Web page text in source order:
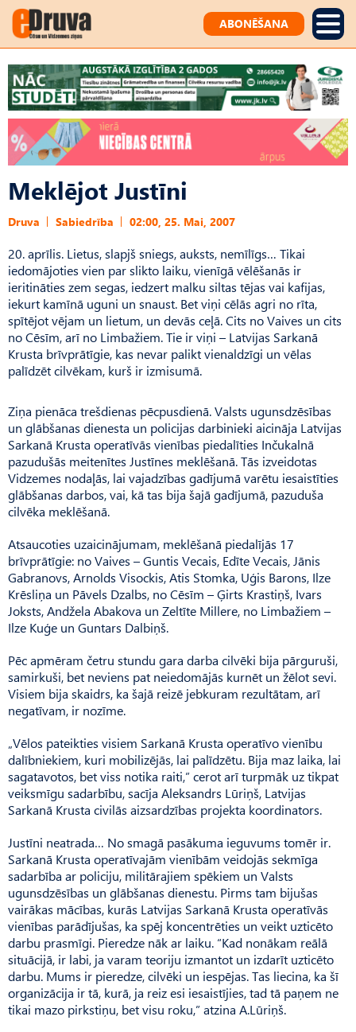
ABONĒŠANA
Meklējot Justīni
Druva Sabiedrība 02:00, 25. Mai, 2007
20. aprīlis. Lietus, slapjš sniegs, auksts, nemīlīgs… Tikai
iedomājoties vien par slikto laiku, vienīgā vēlēšanās ir
ieritināties zem segas, iedzert malku siltas tējas vai kafijas,
iekurt kamīnā uguni un snaust. Bet viņi cēlās agri no rīta,
spītējot vējam un lietum, un devās ceļā. Cits no Vaives un cits
no Cēsīm, arī no Limbažiem. Tie ir viņi – Latvijas Sarkanā
Krusta brīvprātīgie, kas nevar palikt vienaldzīgi un vēlas
palīdzēt cilvēkam, kurš ir izmisumā.
Ziņa pienāca trešdienas pēcpusdienā. Valsts ugunsdzēsības
un glābšanas dienesta un policijas darbinieki aicināja Latvijas
Sarkanā Krusta operatīvās vienības piedalīties Inčukalnā
pazudušās meitenītes Justīnes meklēšanā. Tās izveidotas
Vidzemes nodaļās, lai vajadzības gadījumā varētu iesaistīties
glābšanas darbos, vai, kā tas bija šajā gadījumā, pazuduša
cilvēka meklēšanā.
Atsaucoties uzaicinājumam, meklēšanā piedalījās 17
brīvprātīgie: no Vaives – Guntis Vecais, Edīte Vecais, Jānis
Gabranovs, Arnolds Visockis, Atis Stomka, Uģis Barons, Ilze
Krēsliņa un Pāvels Dzalbs, no Cēsīm – Ģirts Krastiņš, Ivars
Joksts, Andžela Abakova un Zeltīte Millere, no Limbažiem –
Ilze Kuģe un Guntars Dalbiņš.
Pēc apmēram četru stundu gara darba cilvēki bija pārguruši,
samirkuši, bet neviens pat neiedomājās kurnēt un žēlot sevi.
Visiem bija skaidrs, ka šajā reizē jebkuram rezultātam, arī
negatīvam, ir nozīme.
„Vēlos pateikties visiem Sarkanā Krusta operatīvo vienību
dalībniekiem, kuri mobilizējās, lai palīdzētu. Bija maz laika, lai
sagatavotos, bet viss notika raiti,” cerot arī turpmāk uz tikpat
veiksmīgu sadarbību, sacīja Aleksandrs Lūriņš, Latvijas
Sarkanā Krusta civilās aizsardzības projekta koordinators.
Justīni neatrada… No smagā pasākuma ieguvums tomēr ir.
Sarkanā Krusta operatīvajām vienībām veidojās sekmīga
sadarbība ar policiju, militārajiem spēkiem un Valsts
ugunsdzēsības un glābšanas dienestu. Pirms tam bijušas
vairākas mācības, kurās Latvijas Sarkanā Krusta operatīvās
vienības parādījušas, ka spēj koncentrēties un veikt uzticēto
darbu prasmīgi. Pieredze nāk ar laiku. “Kad nonākam reālā
situācijā, ir labi, ja varam teoriju izmantot un izdarīt uzticēto
darbu. Mums ir pieredze, cilvēki un iespējas. Tas liecina, ka šī
organizācija ir tā, kurā, ja reiz esi iesaistījies, tad tā paņem ne
tikai mazo pirkstiņu, bet visu roku,” atzina A.Lūriņš.